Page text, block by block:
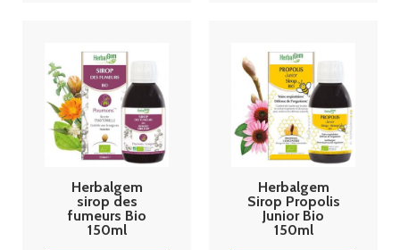
Herbalgem
sirop des
fumeurs Bio
150ml
Herbalgem
Sirop Propolis
Junior Bio
150ml